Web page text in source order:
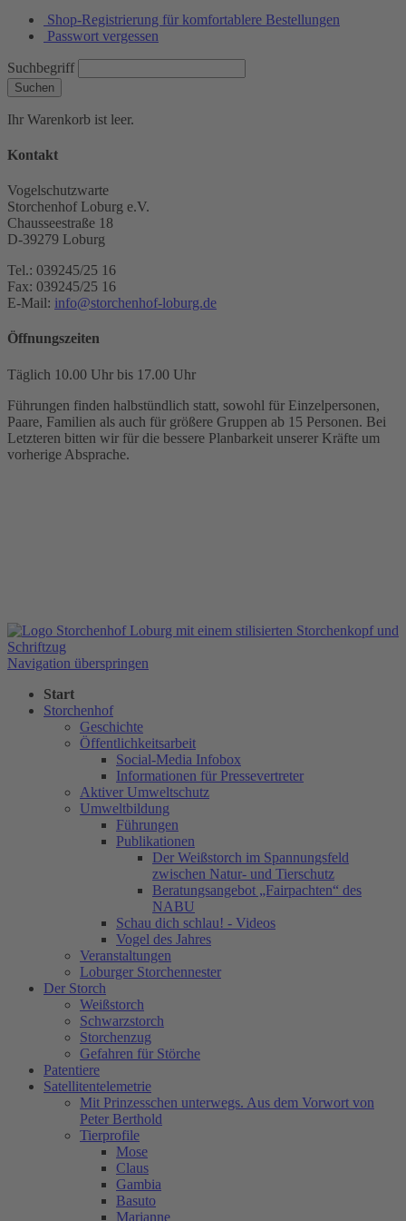
Shop-Registrierung für komfortablere Bestellungen
Passwort vergessen
Suchbegriff
Suchen
Ihr Warenkorb ist leer.
Kontakt
Vogelschutzwarte
Storchenhof Loburg e.V.
Chausseestraße 18
D-39279 Loburg
Tel.: 039245/25 16
Fax: 039245/25 16
E-Mail: info@storchenhof-loburg.de
Öffnungszeiten
Täglich 10.00 Uhr bis 17.00 Uhr
Führungen finden halbstündlich statt, sowohl für Einzelpersonen,
Paare, Familien als auch für größere Gruppen ab 15 Personen. Bei
Letzteren bitten wir für die bessere Planbarkeit unserer Kräfte um
vorherige Absprache.
Navigation überspringen
Start
Storchenhof
Geschichte
Öffentlichkeitsarbeit
Social-Media Infobox
Informationen für Pressevertreter
Aktiver Umweltschutz
Umweltbildung
Führungen
Publikationen
Der Weißstorch im Spannungsfeld
zwischen Natur- und Tierschutz
Beratungsangebot „Fairpachten“ des
NABU
Schau dich schlau! - Videos
Vogel des Jahres
Veranstaltungen
Loburger Storchennester
Der Storch
Weißstorch
Schwarzstorch
Storchenzug
Gefahren für Störche
Patentiere
Satellitentelemetrie
Mit Prinzesschen unterwegs. Aus dem Vorwort von
Peter Berthold
Tierprofile
Mose
Claus
Gambia
Basuto
Marianne